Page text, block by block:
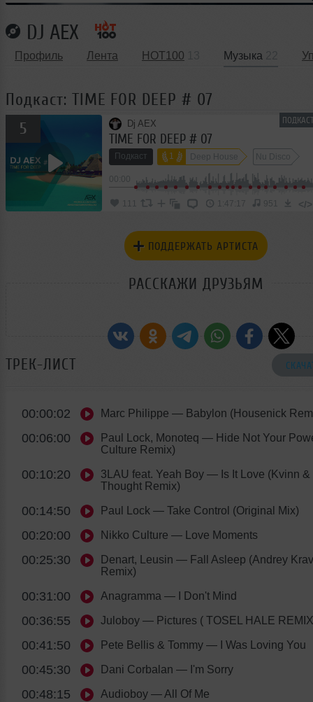
DJ AEX
Профиль Лента HOT100 Музыка
Подкаст: TIME FOR DEEP # 07
5 Dj AEX
TIME FOR DEEP # 07
Подкаст 1 Deep House Nu Disco
1:47:17 951 </>
ПОДДЕРЖАТЬ АРТИСТА
РАССКАЖИ ДРУЗЬЯМ
ТРЕК-ЛИСТ
00:00:02 Marc Philippe — Babylon (Housenick
00:06:00 Paul Lock, Monoteq — Hide Not Your
Culture Remix)
00:10:20 3LAU feat. Yeah Boy — Is It Love (Kvinn &
Thought Remix)
00:14:50 Paul Lock — Take Control (Original Mix)
00:20:00 Nikko Culture — Love Moments
00:25:30 Denart, Leusin — Fall Asleep (Andrey
Remix)
00:31:00 Anagramma — I Don't Mind
00:36:55 Juloboy — Pictures ( TOSEL HALE
00:41:50 Pete Bellis & Tommy — I Was Loving You
00:45:30 Dani Corbalan — I'm Sorry
00:48:15 Audioboy — All Of Me